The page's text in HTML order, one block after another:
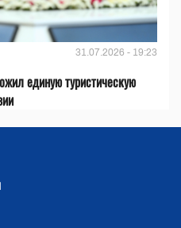
31.07.2026 - 19:23
единую туристическую